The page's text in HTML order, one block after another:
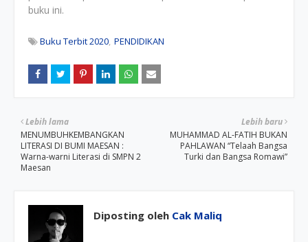
buku ini.
Buku Terbit 2020 PENDIDIKAN
Lebih baru
MUHAMMAD AL-FATIH BUKAN
PAHLAWAN “Telaah Bangsa
Turki dan Bangsa Romawi”
Lebih lama
MENUMBUHKEMBANGKAN
LITERASI DI BUMI MAESAN :
Warna-warni Literasi di SMPN 2
Maesan
Diposting oleh Cak Maliq